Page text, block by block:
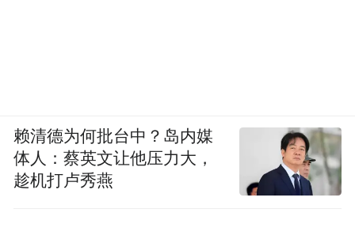
赖清德为何批台中？岛内媒
体人：蔡英文让他压力大，
趁机打卢秀燕